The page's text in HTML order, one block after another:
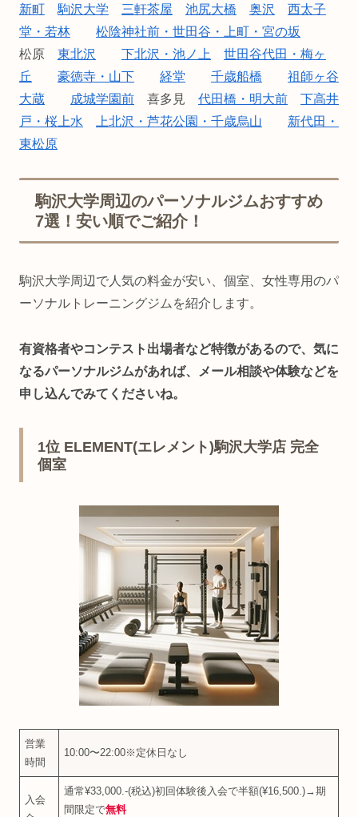
新町
駒沢大学 三軒茶屋 池尻大橋 奥沢
西太子
堂・若林
松陰神社前・世田谷・上町・宮の坂
松原 東北沢 下北沢・池ノ上
世田谷代田・梅ヶ
丘
豪徳寺・山下 経堂 千歳船橋
祖師ヶ谷
大蔵
成城学園前 喜多見 代田橋・明大前
下高井
戸・桜上水
上北沢・芦花公園・千歳烏山
新代田・
東松原
駒沢大学周辺のパーソナルジムおすすめ
7選！安い順でご紹介！
駒沢大学周辺で人気の料金が安い、個室、女性専用のパ
ーソナルトレーニングジムを紹介します。
有資格者やコンテスト出場者など特徴があるので、気に
なるパーソナルジムがあれば、メール相談や体験などを
申し込んでみてくださいね。
1位 ELEMENT(エレメント)駒沢大学店 完全
個室
営業
時間
10:00〜22:00※定休日なし
入会
通常¥33,000.-(税込)初回体験後入会で半額(¥16,500.)→期
間限定で無料